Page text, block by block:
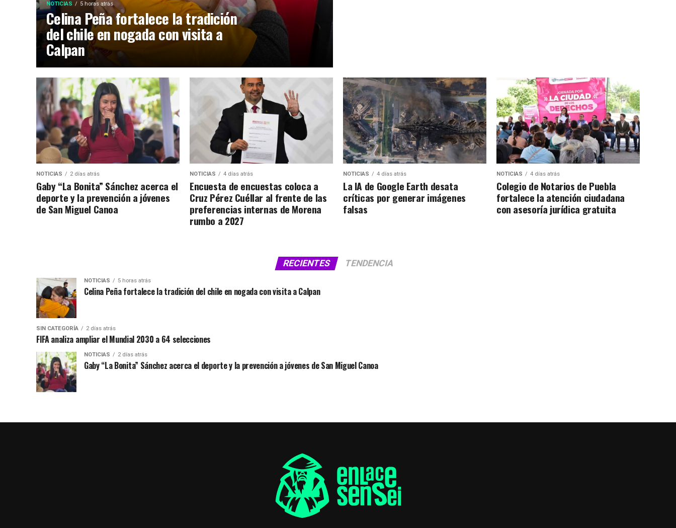
NOTICIAS 5 horas atrás
Celina Peña fortalece la tradición
del chile en nogada con visita a
Calpan
NOTICIAS 2 días atrás
Gaby “La Bonita” Sánchez acerca el
deporte y la prevención a jóvenes
de San Miguel Canoa
NOTICIAS 4 días atrás
Encuesta de encuestas coloca a
Cruz Pérez Cuéllar al frente de las
preferencias internas de Morena
rumbo a 2027
NOTICIAS 4 días atrás
La IA de Google Earth desata
críticas por generar imágenes
falsas
NOTICIAS 4 días atrás
Colegio de Notarios de Puebla
fortalece la atención ciudadana
con asesoría jurídica gratuita
RECIENTES TENDENCIA
NOTICIAS 5 horas atrás
Celina Peña fortalece la tradición del chile en nogada con visita a Calpan
SIN CATEGORÍA 2 días atrás
FIFA analiza ampliar el Mundial 2030 a 64 selecciones
NOTICIAS 2 días atrás
Gaby “La Bonita” Sánchez acerca el deporte y la prevención a jóvenes de San Miguel Canoa